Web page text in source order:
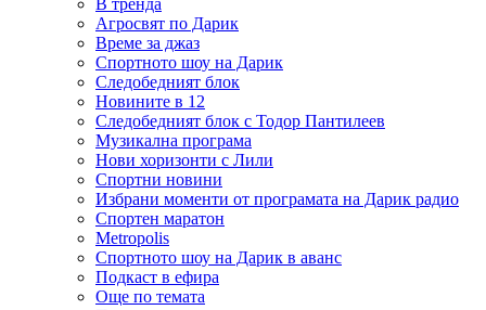
В тренда
Агросвят по Дарик
Време за джаз
Спортното шоу на Дарик
Следобедният блок
Новините в 12
Следобедният блок с Тодор Пантилеев
Музикална програма
Нови хоризонти с Лили
Спортни новини
Избрани моменти от програмата на Дарик радио
Спортен маратон
Metropolis
Спортното шоу на Дарик в аванс
Подкаст в ефира
Още по темата